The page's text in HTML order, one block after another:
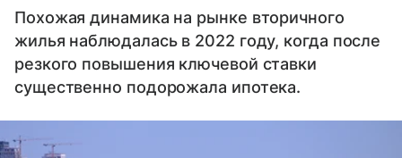
Похожая динамика на рынке вторичного
жилья наблюдалась в 2022 году, когда после
резкого повышения ключевой ставки
существенно подорожала ипотека.